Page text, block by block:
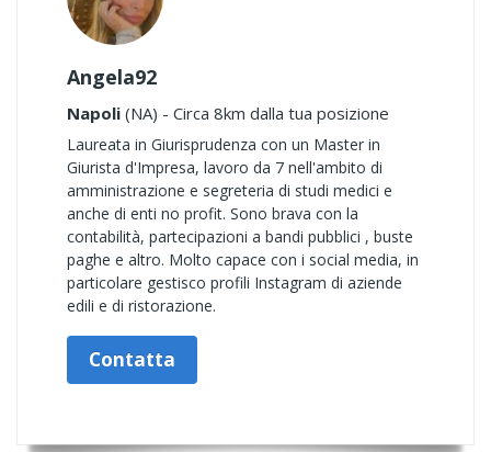
Angela92
Napoli (NA) - Circa 8km dalla tua posizione
Laureata in Giurisprudenza con un Master in
Giurista d'Impresa, lavoro da 7 nell'ambito di
amministrazione e segreteria di studi medici e
anche di enti no profit. Sono brava con la
contabilità, partecipazioni a bandi pubblici , buste
paghe e altro. Molto capace con i social media, in
particolare gestisco profili Instagram di aziende
edili e di ristorazione.
Contatta